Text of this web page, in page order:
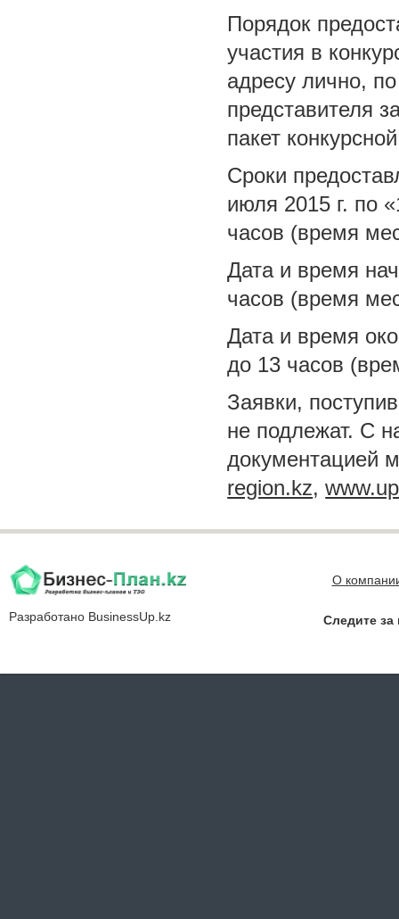
Порядок
участия в
адресу лично,
представителя
пакет
Сроки
июля 2015 г. по
часов (время
Дата и время
часов (время
Дата и время
до 13 часов
Заявки,
не подлежат. С
документацией
region.kz,
Разработано BusinessUp.kz
О
Следите за